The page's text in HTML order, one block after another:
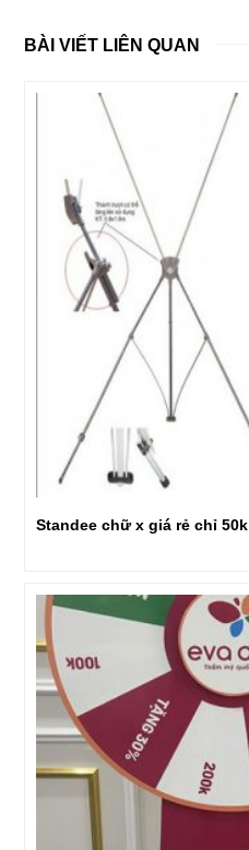
BÀI VIẾT LIÊN QUAN
Standee chữ x giá rẻ chỉ 50k